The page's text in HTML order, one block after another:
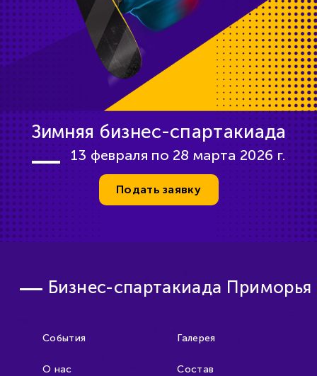
Зимняя бизнес-спартакиада
13 февраля по 28 марта 2026 г.
Подать заявку
Бизнес-спартакиада Приморья
События
О нас
Галерея
Состав